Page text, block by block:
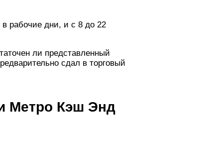
в рабочие дни, и с 8 до 22
ли представленный
сдал в торговый
Метро Кэш Энд